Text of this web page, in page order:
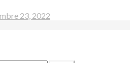
23, 2022